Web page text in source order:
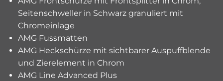
Seitenschweller in Schwarz granuliert mit
Chromeinlage
AMG Fussmatten
AMG Heckschürze mit sichtbarer Auspuffblende
und Zierelement in Chrom
AMG Line Advanced Plus